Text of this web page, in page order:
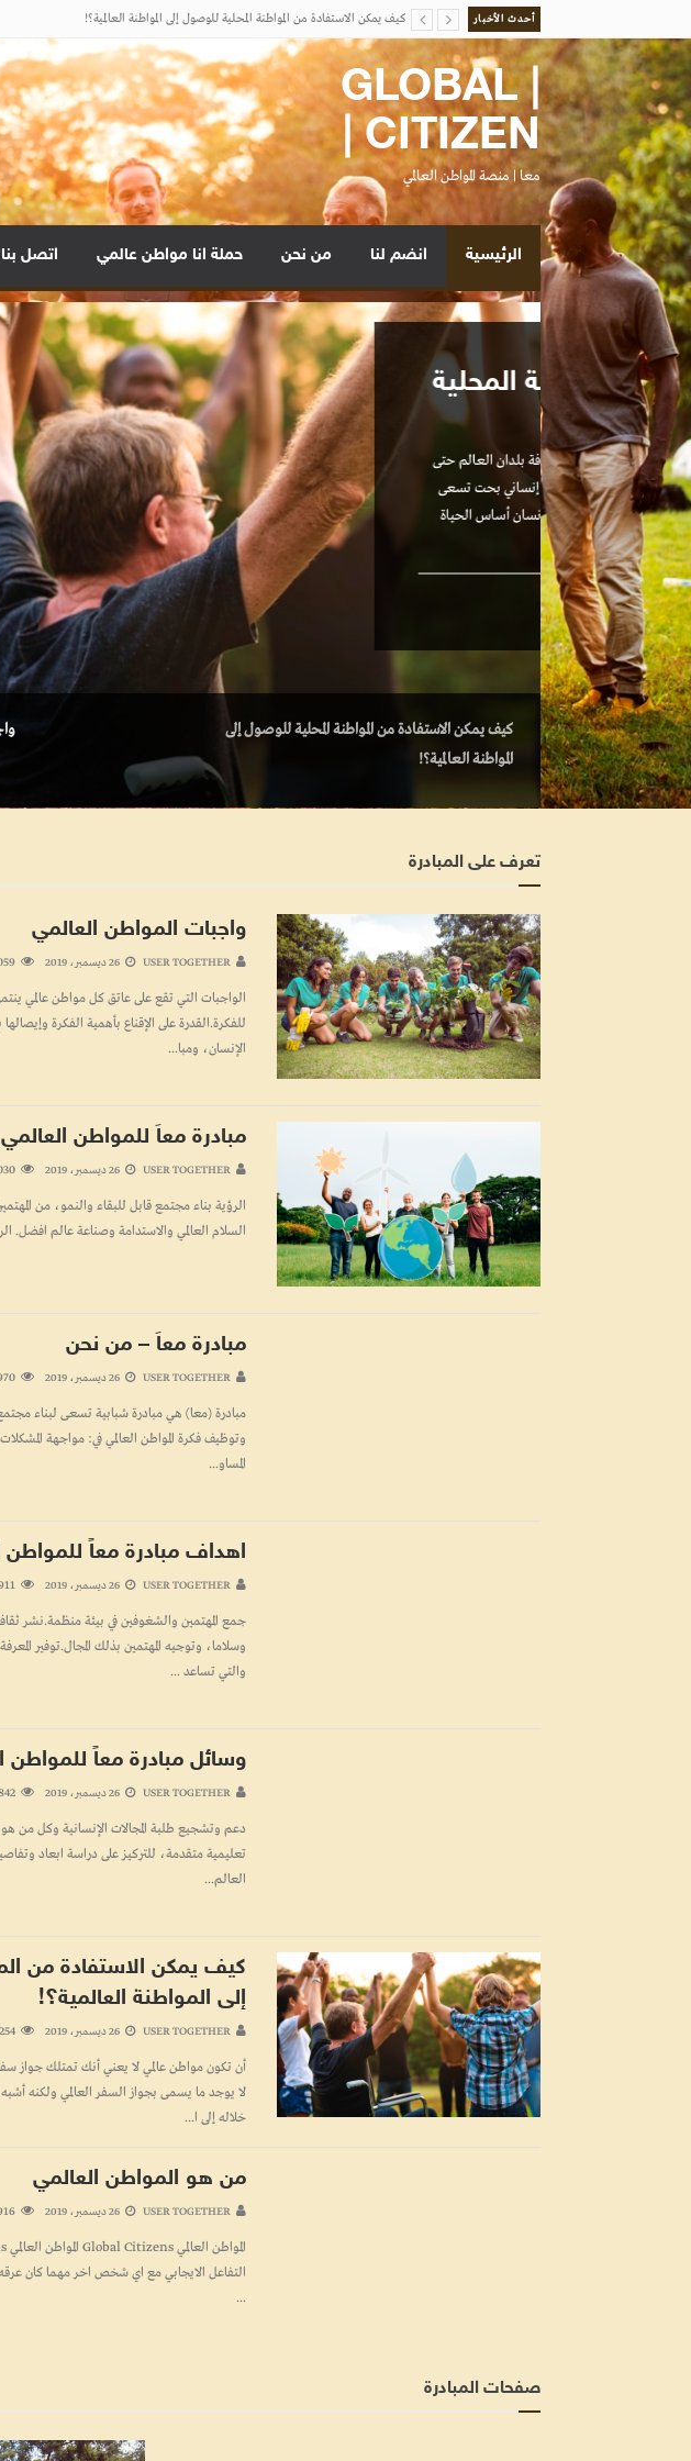
أحدث الأخبار
اهداف مبادرة معاً للمواطن العالمي
وسائل مبادرة معاً للمواطن العالمي
المواطنة العالمية تحمي الكوكب: المحور البيئي
كيف يمكن الاستفادة من المواطنة المحلية للوصول إلى المواطنة العالمية؟!
واجبات المواطن العالمي
| GLOBAL
CITIZEN |
معا | منصة المواطن العالمي
الرئيسية انضم لنا من نحن حملة انا مواطن عالمي اتصل بنا
واجبات المواطن العالمي
الواجبات التي تقع على عاتق كل مواطن عالمي ينتمي لهذا المجتمع : الإيمان والحماس للفكرة.
القدرة على الإقناع بأهمية الفكرة وإيصالها بشكلها الحقيقي. العمل بالإعلان العالمي لحقوق
الإنسان، ومبادئ العدل والمساواة، والالتزام بالقيم الإنسانية العالمية. التعلم :السعي
ما يخدم الإنسان من مهارات،وطرق للتحليل المنطقي وكيفية التأثير الإيجابي.
والجد لنقل الخبرات والأفكار المتعلقة…
كيف يمكن الاستفادة من المواطنة المحلية للوصول إلى
المواطنة العالمية؟!
تعرف على المبادرة
واجبات المواطن العالمي
USER TOGETHER 26 ديسمبر، 2019
الواجبات التي تقع على عاتق كل مواطن عالمي
للفكرة.القدرة على الإقناع بأهمية الفكرة
الإنسان، ومبا...
مبادرة معاَ للمواطن
USER TOGETHER 26 ديسمبر، 2019
الرؤية بناء مجتمع قابل للبقاء والنمو، من
السلام العالمي والاستدامة وصناعة عالم افضل.
مبادرة معاَ – من نحن
USER TOGETHER 26 ديسمبر، 2019
مبادرة (معا) هي مبادرة شبابية تسعى لبناء
وتوظيف فكرة المواطن العالمي في: مواجهة
المساو...
اهداف مبادرة معاً للمواطن
USER TOGETHER 26 ديسمبر، 2019
جمع المهتمين والشغوفين في بيئة منظمة.نشر
وسلاما، وتوجيه المهتمين بذلك المجال.توفير
والتي تساعد ...
وسائل مبادرة معاً للمواطن
USER TOGETHER 26 ديسمبر، 2019
دعم وتشجيع طلبة المجالات الإنسانية وكل من هو
تعليمية متقدمة، للتركيز على دراسة ابعاد
العالم...
كيف يمكن الاستفادة من
إلى المواطنة العالمية؟!
USER TOGETHER 26 ديسمبر، 2019
أن تكون مواطن عالمي لا يعني أنك تمتلك جواز
لا يوجد ما يسمى بجواز السفر العالمي ولكنه
خلاله إلى ا...
من هو المواطن العالمي
USER TOGETHER 26 ديسمبر، 2019
التفاعل الايجابي مع اي شخص اخر مهما كان عرقه
...
صفحات المبادرة